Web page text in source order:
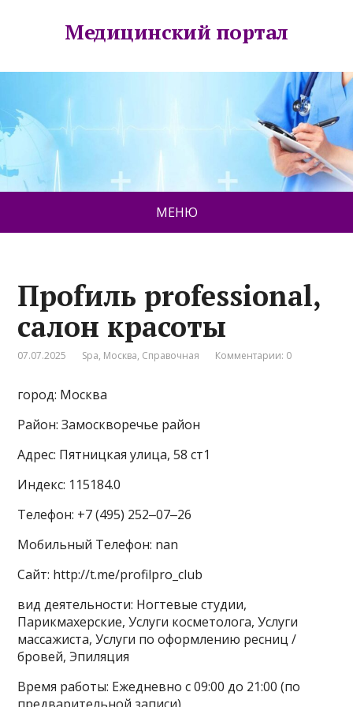
Медицинский портал
МЕНЮ
Проfиль professional,
салон красоты
07.07.2025 Spa, Москва, Справочная Комментарии: 0
город: Москва
Район: Замоскворечье район
Адрес: Пятницкая улица, 58 ст1
Индекс: 115184.0
Телефон: +7 (495) 252‒07‒26
Мобильный Телефон: nan
Сайт: http://t.me/profilpro_club
вид деятельности: Ногтевые студии,
Парикмахерские, Услуги косметолога, Услуги
массажиста, Услуги по оформлению ресниц /
бровей, Эпиляция
Время работы: Ежедневно с 09:00 до 21:00 (по